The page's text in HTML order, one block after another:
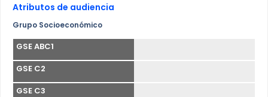
Atributos de audiencia
Grupo Socioeconómico
GSE ABC1
GSE C2
GSE C3